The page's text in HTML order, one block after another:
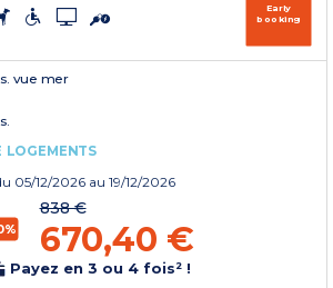
Early
booking
vue mer
LOGEMENTS
05/12/2026 au 19/12/2026
838 €
670,40 €
Payez en 3 ou 4 fois² !